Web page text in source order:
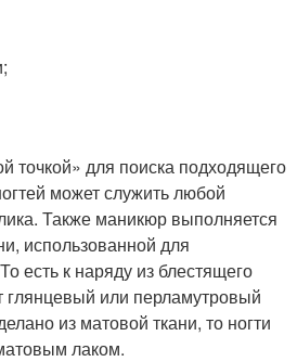
точкой» для поиска подходящего
может служить любой
Также маникюр выполняется
использованной для
есть к наряду из блестящего
или перламутровый
из матовой ткани, то ногти
лаком.